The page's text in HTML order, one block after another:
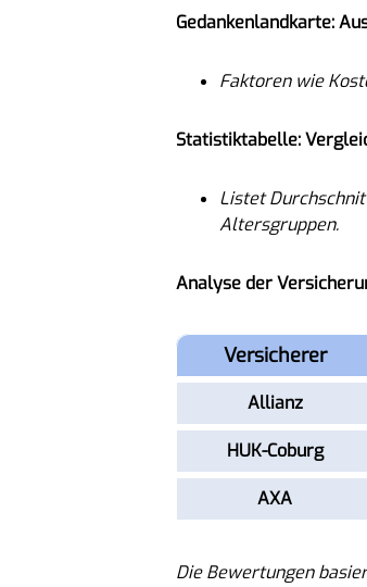
Gedankenlandkarte:
Faktoren wie
Statistiktabelle:
Listet
Altersgruppen.
Analyse der
Versicherer
Allianz
HUK-Coburg
AXA
Die Bewertungen